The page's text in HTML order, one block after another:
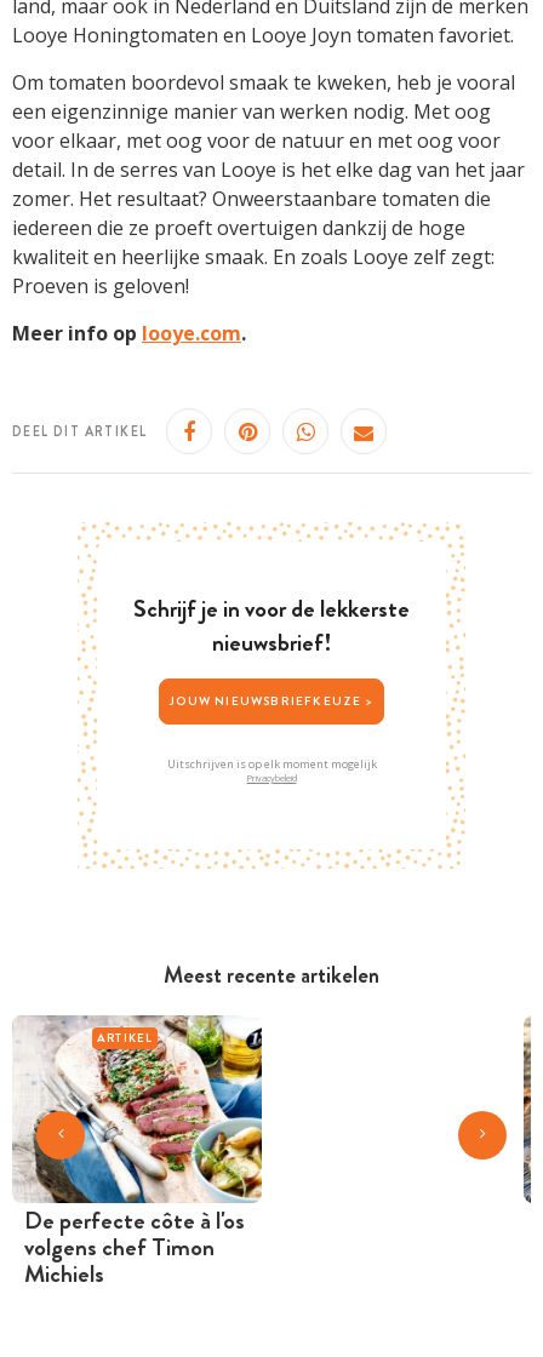
Meest recente artikelen
ARTIKEL
De perfecte côte à l'os
volgens chef Timon
Michiels
land, maar ook in Nederland en Duitsland zijn de merken
Looye Honingtomaten en Looye Joyn tomaten favoriet.
Om tomaten boordevol smaak te kweken, heb je vooral
een eigenzinnige manier van werken nodig. Met oog
voor elkaar, met oog voor de natuur en met oog voor
detail. In de serres van Looye is het elke dag van het jaar
zomer. Het resultaat? Onweerstaanbare tomaten die
iedereen die ze proeft overtuigen dankzij de hoge
kwaliteit en heerlijke smaak. En zoals Looye zelf zegt:
Proeven is geloven!
Meer info op looye.com.
DEEL DIT ARTIKEL
Schrijf je in voor de lekkerste
nieuwsbrief!
JOUW NIEUWSBRIEFKEUZE >
Uitschrijven is op elk moment mogelijk
Privacybeleid